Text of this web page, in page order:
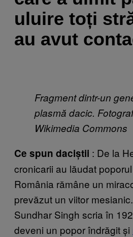
uluire toți
au avut
Fragment dintr-un
plasmă dacic.
Wikimedia Commons
Ce spun daciștii : De la
cronicarii au lăudat
România rămâne un
prevăzut un viitor
Sundhar Singh scria în
deveni un popor îndrăgit și